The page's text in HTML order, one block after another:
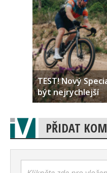
TEST! Nový
být nejrychlejší
PŘIDAT